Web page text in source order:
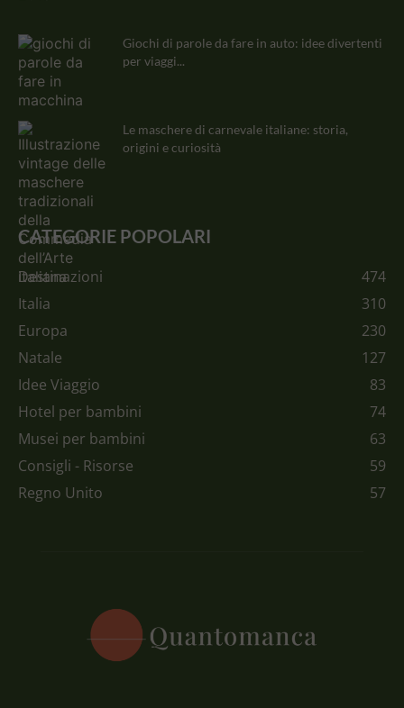
Giochi di parole da fare in auto: idee divertenti
per viaggi...
Le maschere di carnevale italiane: storia,
origini e curiosità
CATEGORIE POPOLARI
Destinazioni
474
Italia
310
Europa
230
Natale
127
Idee Viaggio
83
Hotel per bambini
74
Musei per bambini
63
Consigli - Risorse
59
Regno Unito
57